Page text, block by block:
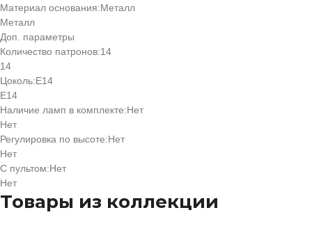
Материал основания:Металл
Металл
Доп. параметры
Количество патронов:14
14
Цоколь:Е14
Е14
Наличие ламп в комплекте:Нет
Нет
Регулировка по высоте:Нет
Нет
С пультом:Нет
Нет
Товары из коллекции